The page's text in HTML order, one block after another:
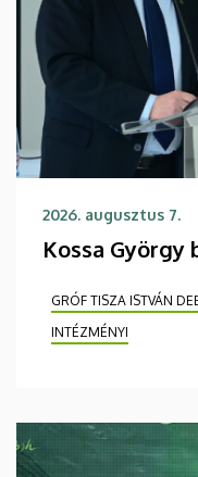
2026. augusztus 7.
Kossa György
GRÓF TISZA ISTVÁN
INTÉZMÉNYI